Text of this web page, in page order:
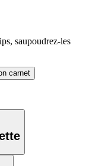
saupoudrez-les